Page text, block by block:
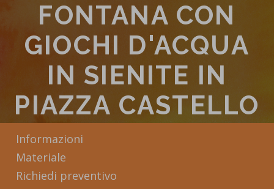
FONTANA CON
GIOCHI D'ACQUA
IN SIENITE IN
PIAZZA CASTELLO
Informazioni
Materiale
Richiedi preventivo